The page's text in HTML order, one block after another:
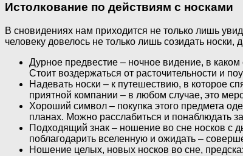
Истолкование по действиям с носками
В сновидениях нам приходится не только лишь
человеку довелось не только лишь созидать
Дурное предвестие – ночное видение, в
Стоит воздержаться от расточительности и
Надевать носки – к путешествию, в которое
приятной компании – в любом случае, это
Хороший символ – покупка этого предмета
планах. Можно расслабиться и понаблюдать
Подходящий знак – ношение во сне носков с
поблагодарить вселенную и ожидать –
Ношение целых, новых носков во сне,